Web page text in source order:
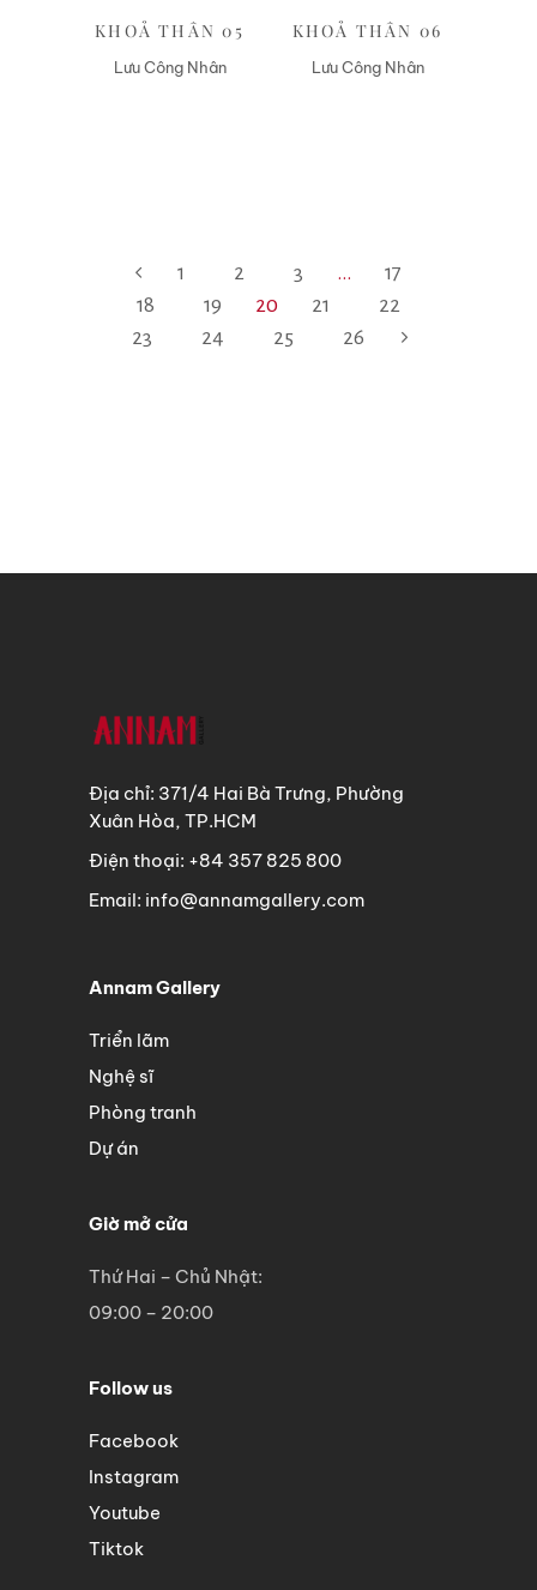
KHOẢ THÂN 05
Lưu Công Nhân
KHOẢ THÂN 06
Lưu Công Nhân
1 2 3 …
17
18
19 20 21
22
23
24 25 26
Địa chỉ: 371/4 Hai Bà Trưng, Phường
Xuân Hòa, TP.HCM
Điện thoại: +84 357 825 800
Email: info@annamgallery.com
Annam Gallery
Triển lãm
Nghệ sĩ
Phòng tranh
Dự án
Giờ mở cửa
Thứ Hai – Chủ Nhật:
09:00 – 20:00
Follow us
Facebook
Instagram
Youtube
Tiktok